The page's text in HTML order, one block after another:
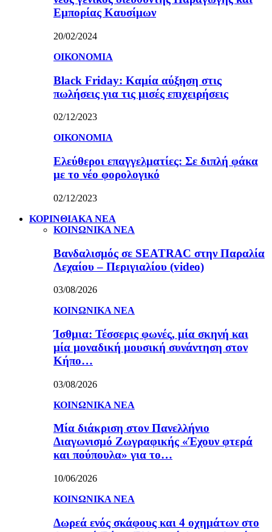
Εμπορίας Καυσίμων
20/02/2024
ΟΙΚΟΝΟΜΙΑ
Black Friday: Καμία αύξηση στις
πωλήσεις για τις μισές επιχειρήσεις
02/12/2023
ΟΙΚΟΝΟΜΙΑ
Ελεύθεροι επαγγελματίες: Σε διπλή φάκα
με το νέο φορολογικό
02/12/2023
ΚΟΡΙΝΘΙΑΚΑ ΝΕΑ
ΚΟΙΝΩΝΙΚΑ ΝΕΑ
Βανδαλισμός σε SEATRAC στην Παραλία
Λεχαίου – Περιγιαλίου (video)
03/08/2026
ΚΟΙΝΩΝΙΚΑ ΝΕΑ
Ίσθμια: Τέσσερις φωνές, μία σκηνή και
μία μοναδική μουσική συνάντηση στον
Κήπο…
03/08/2026
ΚΟΙΝΩΝΙΚΑ ΝΕΑ
Μία διάκριση στον Πανελλήνιο
Διαγωνισμό Ζωγραφικής «Έχουν φτερά
και πούπουλα» για το…
10/06/2026
ΚΟΙΝΩΝΙΚΑ ΝΕΑ
Δωρεά ενός σκάφους και 4 οχημάτων στο